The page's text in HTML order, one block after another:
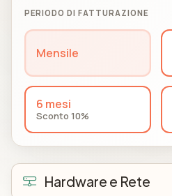
PERIODO DI FATTURAZIONE
Mensile
6 mesi
Sconto 10%
Hardware e Rete